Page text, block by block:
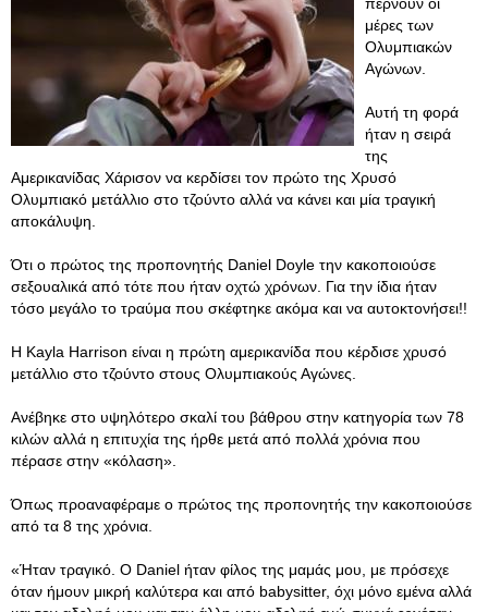
μέρες των
Ολυμπιακών
Αγώνων.
Αυτή τη φορά
ήταν η σειρά
της
Αμερικανίδας Χάρισον να κερδίσει τον πρώτο της Χρυσό
Ολυμπιακό μετάλλιο στο τζούντο αλλά να κάνει και μία τραγική
αποκάλυψη.
Ότι ο πρώτος της προπονητής Daniel Doyle την κακοποιούσε
σεξουαλικά από τότε που ήταν οχτώ χρόνων. Για την ίδια ήταν
τόσο μεγάλο το τραύμα που σκέφτηκε ακόμα και να αυτοκτονήσει!!
Η Kayla Harrison είναι η πρώτη αμερικανίδα που κέρδισε χρυσό
μετάλλιο στο τζούντο στους Ολυμπιακούς Αγώνες.
Ανέβηκε στο υψηλότερο σκαλί του βάθρου στην κατηγορία των 78
κιλών αλλά η επιτυχία της ήρθε μετά από πολλά χρόνια που
πέρασε στην «κόλαση».
Όπως προαναφέραμε ο πρώτος της προπονητής την κακοποιούσε
από τα 8 της χρόνια.
«Ήταν τραγικό. Ο Daniel ήταν φίλος της μαμάς μου, με πρόσεχε
όταν ήμουν μικρή καλύτερα και από babysitter, όχι μόνο εμένα αλλά